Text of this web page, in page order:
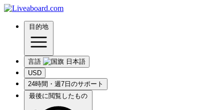
目的地
言語
USD
24時間・週7日のサポート
最後に閲覧したもの